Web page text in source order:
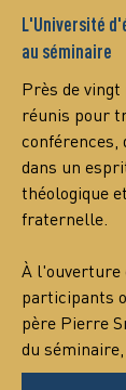
L'Université
au séminaire
Près de
réunis pour
conférences,
dans un
théologique
fraternelle.
À l'ouverture
participants
père Pierre
du